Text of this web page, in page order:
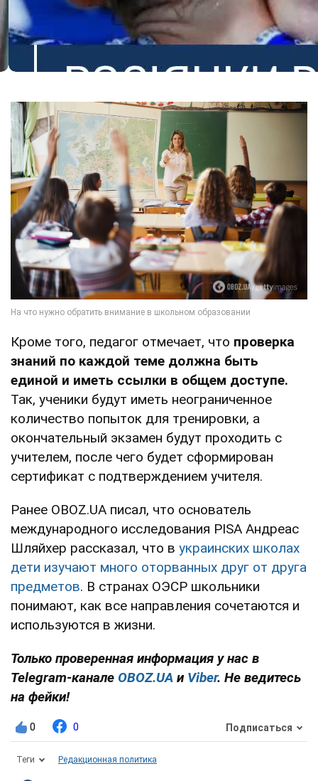
Кроме того, педагог отмечает, что проверка
знаний по каждой теме должна быть
единой и иметь ссылки в общем доступе.
Так, ученики будут иметь неограниченное
количество попыток для тренировки, а
окончательный экзамен будут проходить с
учителем, после чего будет сформирован
сертификат с подтверждением учителя.
Ранее OBOZ.UA писал, что основатель
международного исследования PISA Андреас
Шляйхер рассказал, что в украинских школах
дети изучают много оторванных друг от друга
предметов. В странах ОЭСР школьники
понимают, как все направления сочетаются и
используются в жизни.
Только проверенная информация у нас в
Telegram-канале OBOZ.UA и Viber. Не ведитесь
на фейки!
0 0 Подписаться
Теги Редакционная политика